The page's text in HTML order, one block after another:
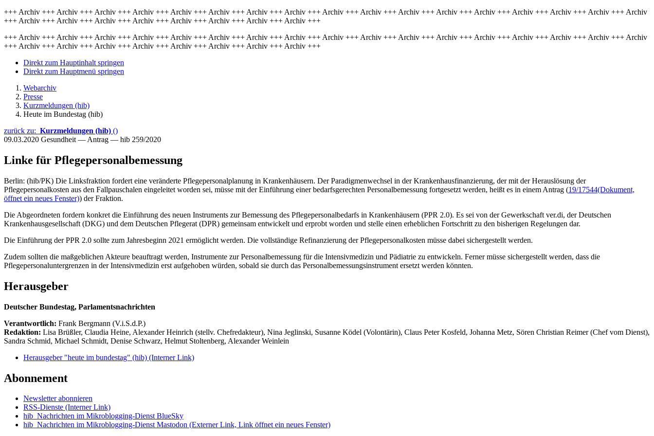
+++ Archiv +++ Archiv +++ Archiv +++ Archiv +++ Archiv +++ Archiv +++ Archiv +++ Archiv +++ Archiv +++ Archiv +++ Archiv +++ Archiv +++ Archiv +++ Archiv +++ Archiv +++ Archiv +++ Archiv
+++ Archiv +++ Archiv +++ Archiv +++ Archiv +++ Archiv +++ Archiv +++ Archiv +++ Archiv +++
+++ Archiv +++ Archiv +++ Archiv +++ Archiv +++ Archiv +++ Archiv +++ Archiv +++ Archiv +++ Archiv +++ Archiv +++ Archiv +++ Archiv +++ Archiv +++ Archiv +++ Archiv +++ Archiv +++ Archiv
+++ Archiv +++ Archiv +++ Archiv +++ Archiv +++ Archiv +++ Archiv +++ Archiv +++ Archiv +++
Direkt zum Hauptinhalt springen
Direkt zum Hauptmenü springen
Webarchiv
Presse
Kurzmeldungen (hib)
Heute im Bundestag (hib)
zurück zu: Kurzmeldungen (hib) ()
09.03.2020 Gesundheit — Antrag — hib 259/2020
Linke für Pflegepersonalbemessung
Berlin: (hib/PK) Die Linksfraktion fordert eine veränderte Pflegepersonalplanung in Krankenhäusern. Der Paradigmenwechsel in der Krankenhausfinanzierung, der mit der Herauslösung der
Pflegepersonalkosten aus den Fallpauschalen eingeleitet worden sei, müsse mit der Einführung einer bedarfsgerechten Personalbemessung fortgesetzt werden, heißt es in einem Antrag (19/17544(Dokument,
öffnet ein neues Fenster)) der Fraktion.
Die Abgeordneten fordern konkret die Einführung des neuen Instruments zur Bemessung des Pflegepersonalbedarfs in Krankenhäusern (PPR 2.0). Es sei von der Gewerkschaft ver.di, der Deutschen
Krankenhausgesellschaft (DKG) und dem Deutschen Pflegerat (DPR) gemeinsam entwickelt und erprobt worden und stelle einen erheblichen Fortschritt zu den bisherigen Regelungen dar.
Die Einführung der PPR 2.0 sollte zum Jahresbeginn 2021 ermöglicht werden. Die vollständige Refinanzierung der Pflegepersonalkosten müsse dabei sichergestellt werden.
Zudem sollten die maßgeblichen Akteure beauftragt werden, Instrumente zur Personalbemessung für die Intensivmedizin und Pädiatrie zu entwickeln. Ferner müsse sichergestellt werden, dass die
Pflegepersonaluntergrenzen in der Intensivmedizin erst aufgehoben würden, sobald sie durch das Personalbemessungsinstrument ersetzt werden könnten.
Herausgeber
Deutscher Bundestag, Parlamentsnachrichten
Verantwortlich: Frank Bergmann (V.i.S.d.P.)
Redaktion: Lisa Brüßler, Claudia Heine, Alexander Heinrich (stellv. Chefredakteur), Nina Jeglinski, Susanne Ködel (Volontärin), Claus Peter Kosfeld, Johanna Metz, Sören Christian Reimer (Chef vom Dienst),
Sandra Schmid, Michael Schmidt, Denise Schwarz, Helmut Stoltenberg, Alexander Weinlein
Herausgeber "heute im bundestag" (hib) (Interner Link)
Abonnement
Newsletter abonnieren
RSS-Dienste (Interner Link)
hib_Nachrichten im Mikroblogging-Dienst BlueSky
hib_Nachrichten im Mikroblogging-Dienst Mastodon (Externer Link, Link öffnet ein neues Fenster)